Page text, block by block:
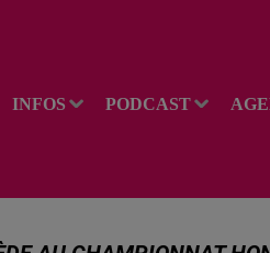
INFOS PODCAST